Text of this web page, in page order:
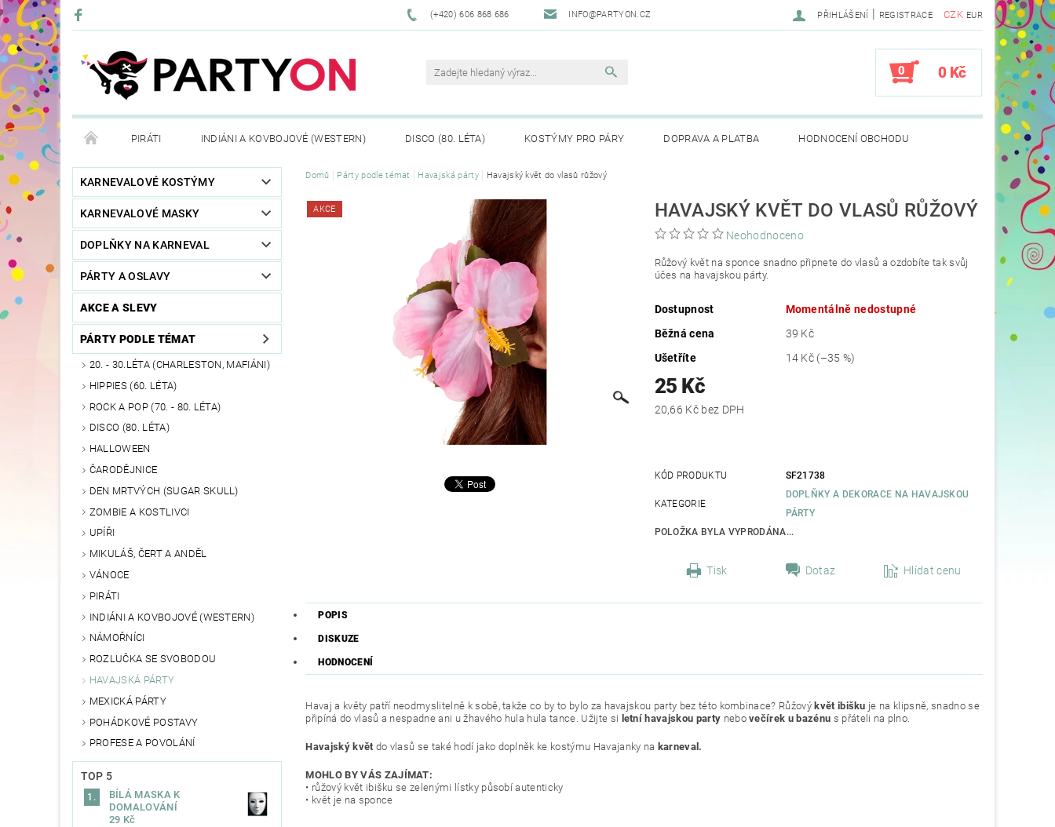
(+420) 606 868 686 INFO@PARTYON.CZ CZK EUR
PŘIHLÁŠENÍ | REGISTRACE
0 0 Kč
PIRÁTI INDIÁNI A KOVBOJOVÉ (WESTERN) DISCO (80. LÉTA) KOSTÝMY PRO PÁRY DOPRAVA A PLATBA HODNOCENÍ OBCHODU
KONTAKTY OBCHODNÍ PODMÍNKY VRÁCENÍ ZBOŽÍ REKLAMACE
KARNEVALOVÉ KOSTÝMY
KARNEVALOVÉ MASKY
DOPLŇKY NA KARNEVAL
PÁRTY A OSLAVY
AKCE A SLEVY
PÁRTY PODLE TÉMAT
20. - 30.LÉTA (CHARLESTON, MAFIÁNI)
HIPPIES (60. LÉTA)
ROCK A POP (70. - 80. LÉTA)
DISCO (80. LÉTA)
HALLOWEEN
ČARODĚJNICE
DEN MRTVÝCH (SUGAR SKULL)
ZOMBIE A KOSTLIVCI
UPÍŘI
MIKULÁŠ, ČERT A ANDĚL
VÁNOCE
PIRÁTI
INDIÁNI A KOVBOJOVÉ (WESTERN)
NÁMOŘNÍCI
ROZLUČKA SE SVOBODOU
HAVAJSKÁ PÁRTY
MEXICKÁ PÁRTY
POHÁDKOVÉ POSTAVY
PROFESE A POVOLÁNÍ
TOP 5
BÍLÁ MASKA K
DOMALOVÁNÍ
29 Kč
Domů Párty podle témat Havajská párty Havajský květ do vlasů růžový
AKCE HAVAJSKÝ KVĚT DO VLASŮ RŮŽOVÝ
Neohodnoceno
Růžový květ na sponce snadno připnete do vlasů a ozdobíte tak svůj
účes na havajskou párty.
Dostupnost
Momentálně nedostupné
Běžná cena
39 Kč
Ušetříte
14 Kč (–35 %)
25 Kč
20,66 Kč bez DPH
KÓD PRODUKTU SF21738
KATEGORIE
DOPLŇKY A DEKORACE NA HAVAJSKOU
PÁRTY
POLOŽKA BYLA VYPRODÁNA...
Tisk Dotaz Hlídat cenu
POPIS
DISKUZE
HODNOCENÍ
Havaj a květy patří neodmyslitelně k sobě, takže co by to bylo za havajskou party bez této kombinace? Růžový květ ibišku je na klipsně, snadno se
připíná do vlasů a nespadne ani u žhavého hula hula tance. Užijte si letní havajskou party nebovečírek u bazénu s přáteli na plno.
Havajský květ do vlasů se také hodí jako doplněk ke kostýmu Havajanky na karneval.
MOHLO BY VÁS ZAJÍMAT:
• růžový květ ibišku se zelenými lístky působí autenticky
• květ je na sponce